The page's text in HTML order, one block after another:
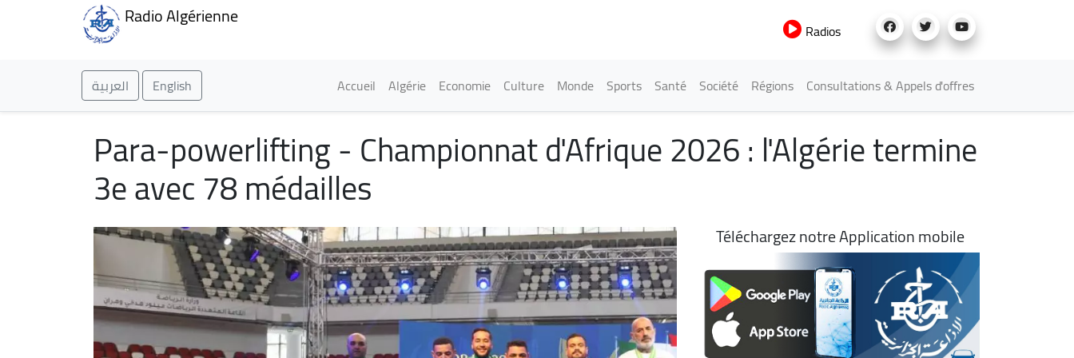
Radio Algérienne
Radios
العربية English Main navigation
Accueil Algérie Economie Culture Monde Sports Santé Société Régions Consultations & Appels d'offres
Para-powerlifting - Championnat d'Afrique 2026 : l'Algérie termine
3e avec 78 médailles
Téléchargez notre Application mobile